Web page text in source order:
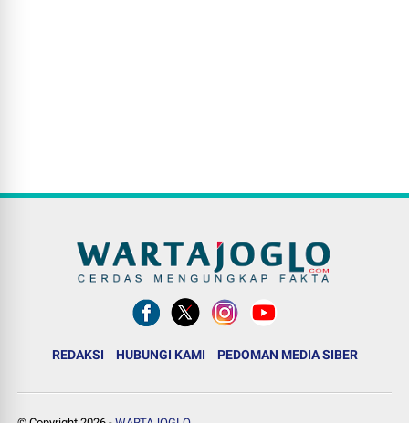
REDAKSI HUBUNGI KAMI PEDOMAN MEDIA SIBER